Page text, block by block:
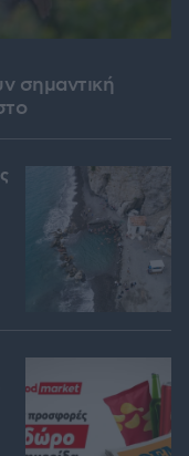
σημαντική